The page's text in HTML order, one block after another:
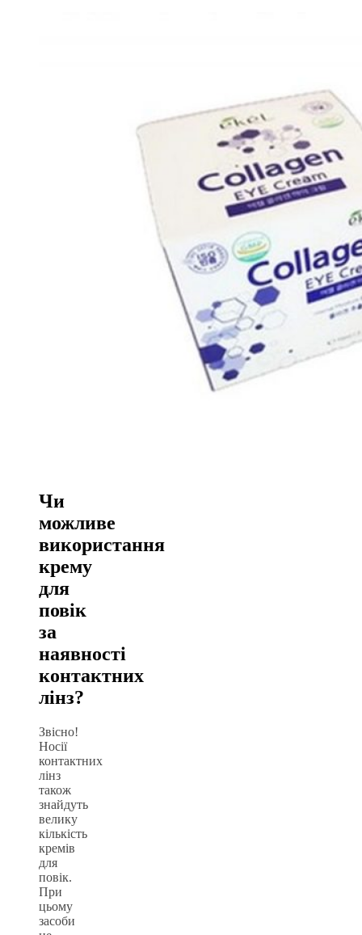
Чи
можливе
використання
крему
для
повік
за
наявності
контактних
лінз?
Звісно!
Носії
контактних
лінз
також
знайдуть
велику
кількість
кремів
для
повік.
При
цьому
засоби